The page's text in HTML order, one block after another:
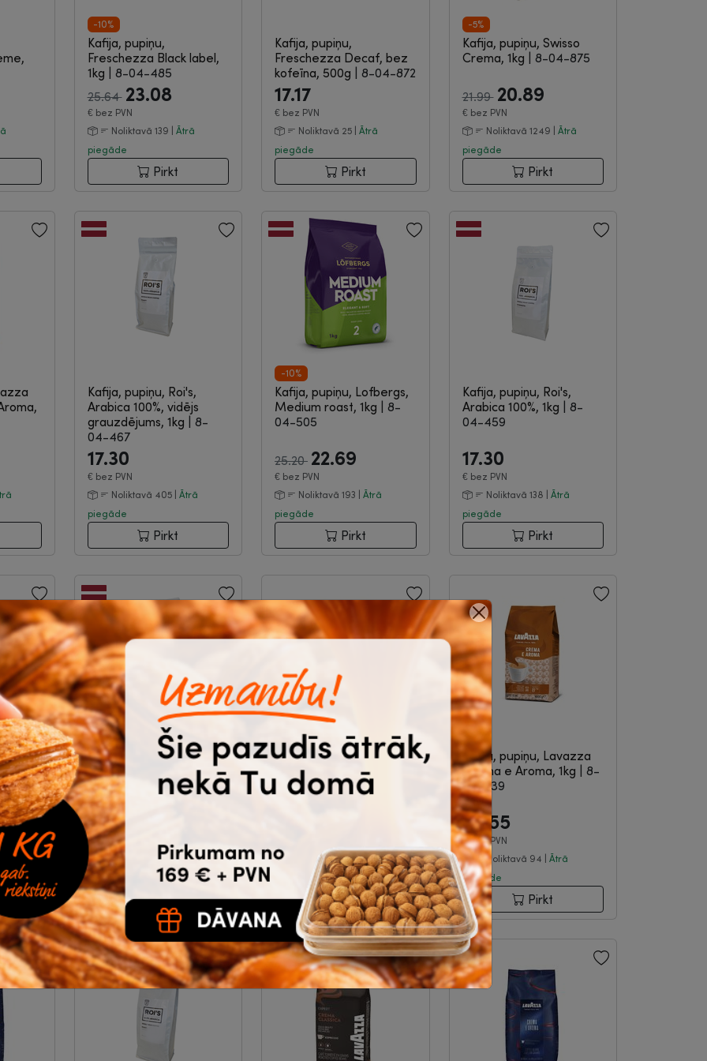
-10%
Kafija, pupiņu,
Freschezza Black label,
1kg
8-04-485
25.64 23.08
€ bez PVN
Noliktavā 139 | Ātrā
piegāde
Pirkt
Kafija, pupiņu,
Freschezza Decaf, bez
kofeīna, 500g
8-04-872
17.17
€ bez PVN
Noliktavā 25 | Ātrā
piegāde
Pirkt
-5%
Kafija, pupiņu, Swisso
Crema, 1kg
8-04-875
21.99 20.89
€ bez PVN
Noliktavā 1249 | Ātrā
piegāde
Pirkt
Kafija, pupiņu, Roi's,
Arabica 100%, vidējs
grauzdējums, 1kg
8-
04-467
17.30
€ bez PVN
Noliktavā 405 | Ātrā
piegāde
Pirkt
-10%
Kafija, pupiņu, Lofbergs,
Medium roast, 1kg
8-
04-505
25.20 22.69
€ bez PVN
Noliktavā 193 | Ātrā
piegāde
Pirkt
Kafija, pupiņu, Roi's,
Arabica 100%, 1kg
8-
04-459
17.30
€ bez PVN
Noliktavā 138 | Ātrā
piegāde
Pirkt
|8-
Kafija, pupiņu, Roi's,
Office blend, vidēji
grauzdētas, 1kg|8-04-
462
17.30
€bez PVN
Noliktavā 112 |Ātrā
piegāde
Pirkt
Kafija, pupiņu, Lavazza
Qualita Oro, 1kg|
098
Noliktavā 99 |Ātrā
piegāde
Pirkt
Kafija, pupiņu, Lavazza
Crema e Aroma, 1kg
8-
04-039
24.55
€bez PVN
Noliktavā 94 | Ātrā
piegāde
Pirkt